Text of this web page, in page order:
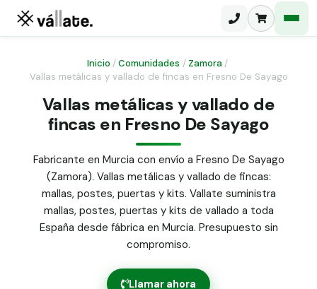
Malla ganadera
Malla simple torsión
Malla triple torsión
Panel malla H.
Puerta abatible dos hojas
Puerta acceso peatonal
Poste malla Hércules
Poste malla simple torsión
Alambre de espino galvanizado
Inicio /Comunidades / Zamora /
Vallas metálicas y vallado de fincas en Fresno De Sayago
Vallas metálicas y vallado de
fincas en Fresno De Sayago
Fabricante en Murcia con envío a Fresno De Sayago
(Zamora). Vallas metálicas y vallado de fincas:
mallas, postes, puertas y kits. Vallate suministra
mallas, postes, puertas y kits de vallado a toda
España desde fábrica en Murcia. Presupuesto sin
compromiso.
Llamar ahora